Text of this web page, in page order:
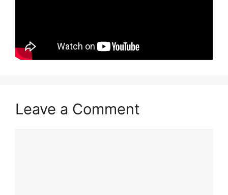
Leave a Comment